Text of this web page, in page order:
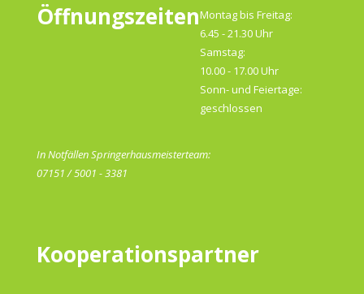
ÖffnungszeitenMontag bis Freitag:
6.45 - 21.30 Uhr
Samstag:
10.00 - 17.00 Uhr
Sonn- und Feiertage:
geschlossen
In Notfällen Springerhausmeisterteam:
07151 / 5001 - 3381
Kooperationspartner